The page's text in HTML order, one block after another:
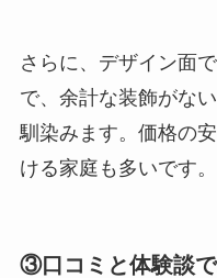
さらに、デザイン面
で、余計な装飾がな
馴染みます。価格の
ける家庭も多いです。
③口コミと体験談